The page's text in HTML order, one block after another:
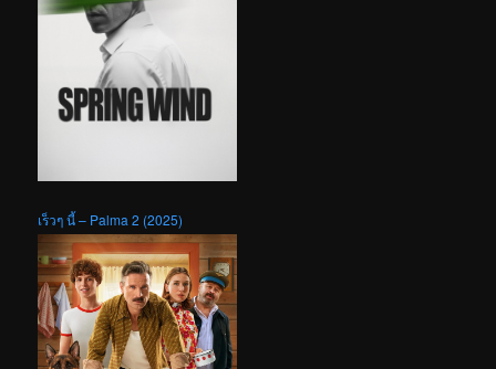
เร็วๆ นี้ – Palma 2 (2025)